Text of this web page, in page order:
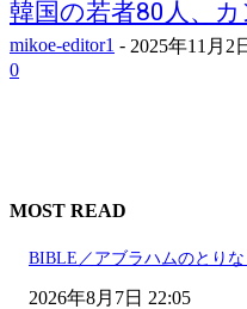
韓国の若者80人、
mikoe-editor1 - 2025年11月2
0
MOST READ
BIBLE／アブラハムのとりな
2026年8月7日 22:05